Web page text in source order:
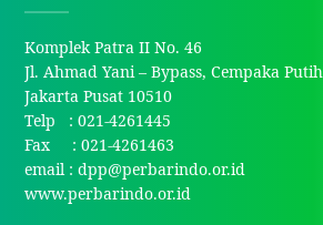
Komplek Patra II No. 46
Jl. Ahmad Yani – Bypass, Cempaka Putih
Jakarta Pusat 10510
Telp : 021-4261445
Fax : 021-4261463
email : dpp@perbarindo.or.id
www.perbarindo.or.id